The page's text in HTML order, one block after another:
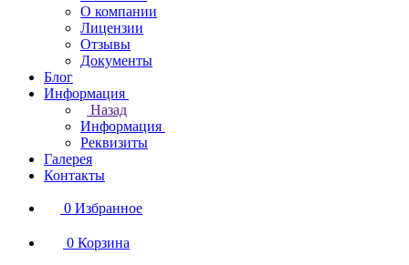
О компании
Лицензии
Отзывы
Документы
Блог
Информация
Назад
Информация
Реквизиты
Галерея
Контакты
0 Избранное
0 Корзина